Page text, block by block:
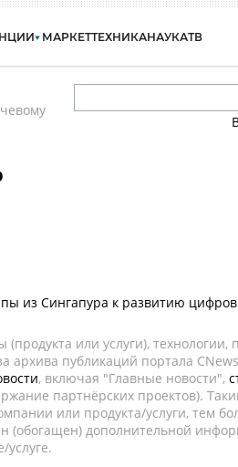
МАРКЕТТЕХНИКАНАУКАТВ
из Сингапура к развитию
или услуги), технологии,
архива публикаций портала
, включая "Главные новости",
партнёрских проектов).
или продукта/услуги, тем
(обогащен) дополнительной